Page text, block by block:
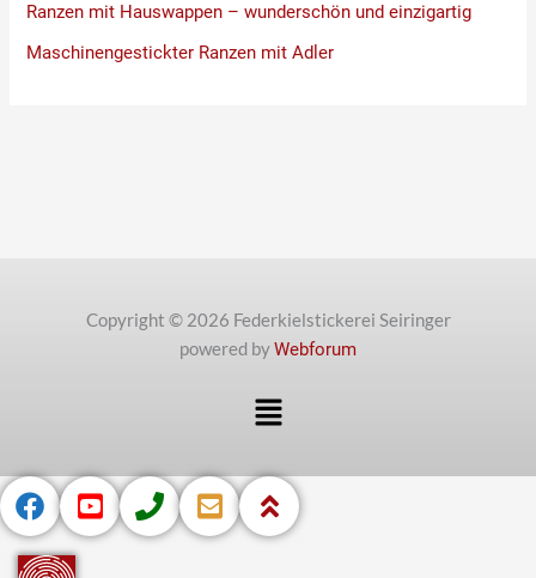
Ranzen mit Hauswappen – wunderschön und einzigartig
Maschinengestickter Ranzen mit Adler
Copyright © 2026 Federkielstickerei Seiringer
powered byWebforum
Menü